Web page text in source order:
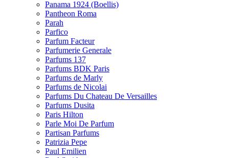
Panama 1924 (Boellis)
Pantheon Roma
Parah
Parfico
Parfum Facteur
Parfumerie Generale
Parfums 137
Parfums BDK Paris
Parfums de Marly
Parfums de Nicolai
Parfums Du Chateau De Versailles
Parfums Dusita
Paris Hilton
Parle Moi De Parfum
Partisan Parfums
Patrizia Pepe
Paul Emilien